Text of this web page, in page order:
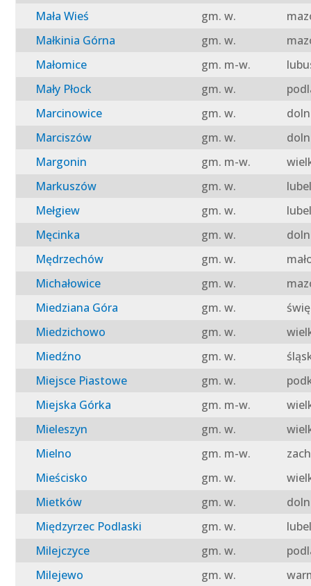
Mała Wieś
gm. w.
Małkinia Górna
gm. w.
Małomice
gm. m-w.
Mały Płock
gm. w.
Marcinowice
gm. w.
Marciszów
gm. w.
Margonin
gm. m-w.
Markuszów
gm. w.
Mełgiew
gm. w.
Męcinka
gm. w.
Mędrzechów
gm. w.
Michałowice
gm. w.
Miedziana Góra
gm. w.
Miedzichowo
gm. w.
Miedźno
gm. w.
Miejsce Piastowe
gm. w.
Miejska Górka
gm. m-w.
Mieleszyn
gm. w.
Mielno
gm. m-w.
Mieścisko
gm. w.
Mietków
gm. w.
Międzyrzec Podlaski
gm. w.
Milejczyce
gm. w.
Milejewo
gm. w.